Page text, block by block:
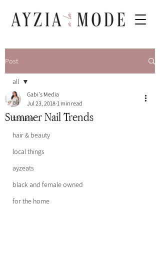
Post
all
fashion
hair & beauty
local things
ayzeats
black and female owned
for the home
all
Summer Nail Trends
Gabi's Media
Jul 23, 2018 1 min read